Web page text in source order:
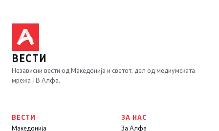
ВЕСТИ
Независни вести од Македонија и светот, дел од медиумската
мрежа ТВ Алфа.
ВЕСТИ
Македонија
ЗА НАС
За Алфа